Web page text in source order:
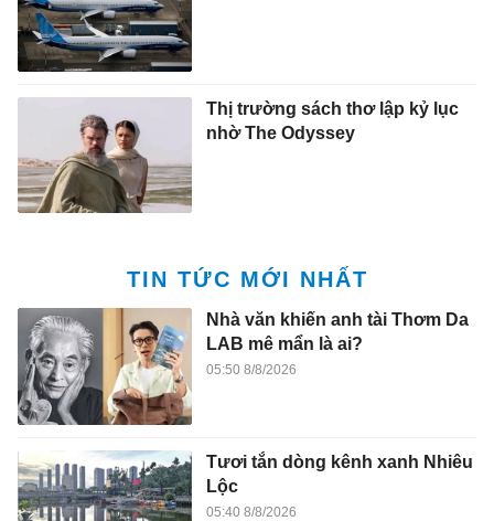
Thị trường sách thơ lập kỷ lục
nhờ The Odyssey
TIN TỨC MỚI NHẤT
Nhà văn khiến anh tài Thơm Da
LAB mê mẩn là ai?
05:50 8/8/2026
Tươi tắn dòng kênh xanh Nhiêu
Lộc
05:40 8/8/2026